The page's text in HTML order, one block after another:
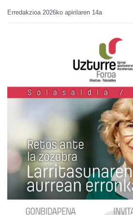
Erredakzioa 2026ko apirilaren 14a